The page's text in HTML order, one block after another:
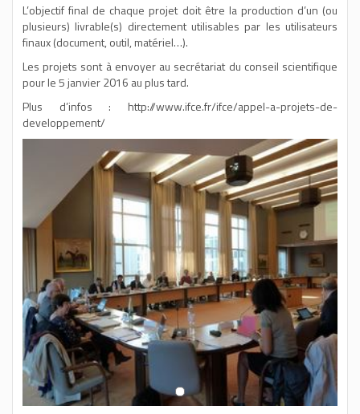
L’objectif final de chaque projet doit être la production d’un (ou
plusieurs) livrable(s) directement utilisables par les utilisateurs
finaux (document, outil, matériel…).
Les projets sont à envoyer au secrétariat du conseil scientifique
pour le 5 janvier 2016 au plus tard.
Plus d’infos : http://www.ifce.fr/ifce/appel-a-projets-de-
developpement/